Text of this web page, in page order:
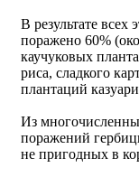
В результате
поражено 60%
каучуковых
риса, сладкого
плантаций
Из
поражений
не пригодных в